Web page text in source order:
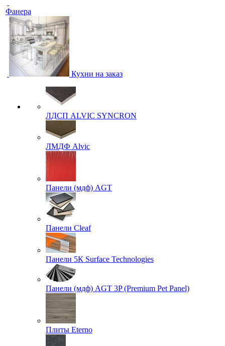
Фанера
Кухни на заказ
ЛДСП ALVIC SYNCRON
ЛМДФ Alvic
Панели (мдф) AGT
Панели Cleaf
Панели 5К Surface Technologies
Панели (мдф) AGT 3P (Premium Pet Panel)
Плиты Eterno